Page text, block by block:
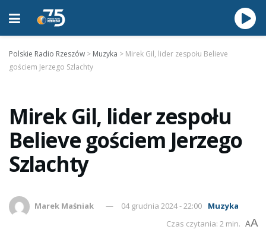
Polskie Radio Rzeszów > Muzyka > Mirek Gil, lider zespołu Believe
gościem Jerzego Szlachty
Mirek Gil, lider zespołu
Believe gościem Jerzego
Szlachty
Marek Maśniak 04 grudnia 2024 - 22:00
Muzyka
Czas czytania: 2 min. AA